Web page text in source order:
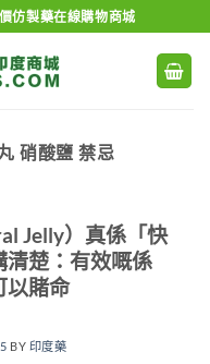
仿製藥在線購物商城
硝酸鹽 禁忌
Jelly）真係「快
清楚：有效嘅係
以賭命
BY 印度藥